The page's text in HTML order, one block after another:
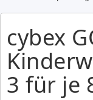
cybex
3 für je